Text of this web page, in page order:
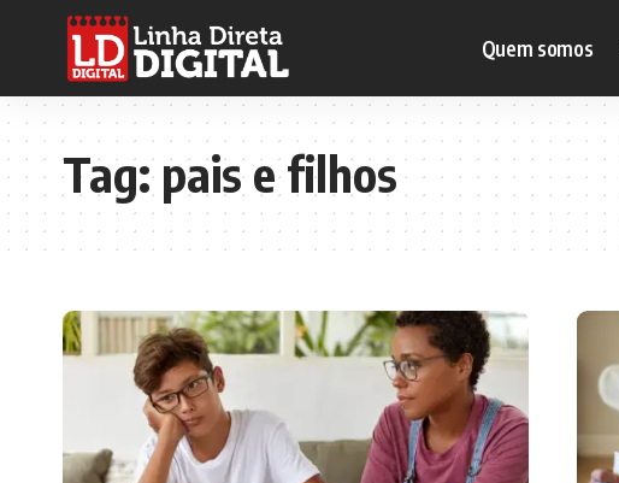
Quem somos
Tag:pais e filhos